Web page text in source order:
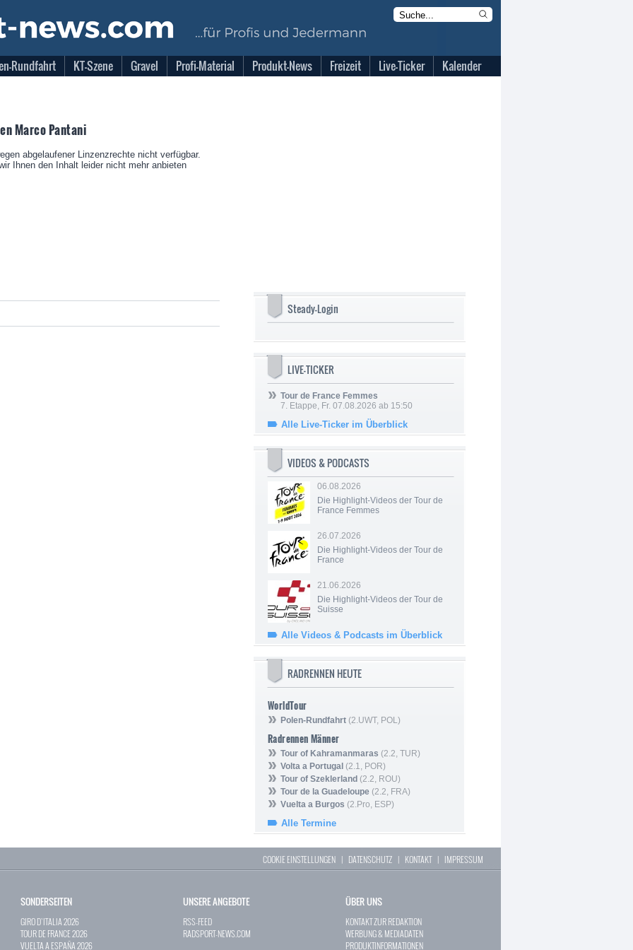
Rundfahrt KT-Szene Gravel Profi-Material Produkt-News Freizeit Live-Ticker Kalender
Marco Pantani
abgelaufener Linzenzrechte nicht verfügbar.
Ihnen den Inhalt leider nicht mehr anbieten
Steady-Login
LIVE-TICKER
Tour de France Femmes
7. Etappe, Fr. 07.08.2026 ab 15:50
Alle Live-Ticker im Überblick
VIDEOS & PODCASTS
06.08.2026
Die Highlight-Videos der Tour de
France Femmes
26.07.2026
Die Highlight-Videos der Tour de
France
21.06.2026
Die Highlight-Videos der Tour de
Suisse
Alle Videos & Podcasts im Überblick
RADRENNEN HEUTE
WorldTour
Polen-Rundfahrt (2.UWT, POL)
Radrennen Männer
Tour of Kahramanmaras (2.2, TUR)
Volta a Portugal (2.1, POR)
Tour of Szeklerland (2.2, ROU)
Tour de la Guadeloupe (2.2, FRA)
Vuelta a Burgos (2.Pro, ESP)
Alle Termine
COOKIE EINSTELLUNGEN | DATENSCHUTZ | KONTAKT| IMPRESSUM
SONDERSEITEN
GIRO D`ITALIA 2026
TOUR DE FRANCE 2026
VUELTA A ESPAÑA 2026
UNSERE ANGEBOTE
RSS-FEED
RADSPORT-NEWS.COM
ÜBER UNS
KONTAKT ZUR REDAKTION
WERBUNG & MEDIADATEN
PRODUKTINFORMATIONEN